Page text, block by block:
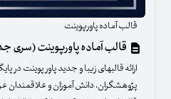
قالب آماده پاورپوینت
قالب آماده پاورپوینت (سری
ارائه قالبهای زیبا و جدید پاور پوینت در
پژوهشگران، دانش آموزان و علاقمندان